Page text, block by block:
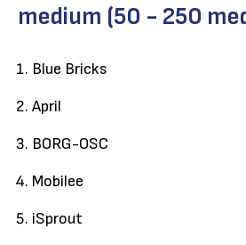
medium (50 - 250
Blue Bricks
April
BORG-OSC
Mobilee
iSprout